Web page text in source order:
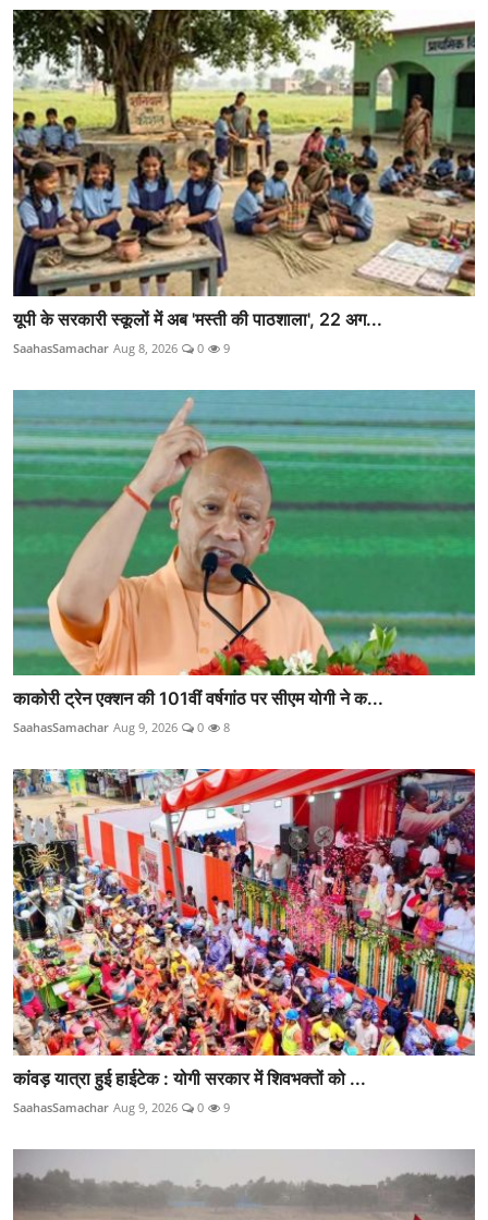
यूपी के सरकारी स्कूलों में अब 'मस्ती की पाठशाला', 22 अग...
SaahasSamachar Aug 8, 2026 0 9
काकोरी ट्रेन एक्शन की 101वीं वर्षगांठ पर सीएम योगी ने क...
SaahasSamachar Aug 9, 2026 0 8
कांवड़ यात्रा हुई हाईटेक : योगी सरकार में शिवभक्तों को ...
SaahasSamachar Aug 9, 2026 0 9